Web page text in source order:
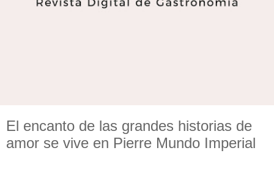
El encanto de las grandes historias de
amor se vive en Pierre Mundo Imperial